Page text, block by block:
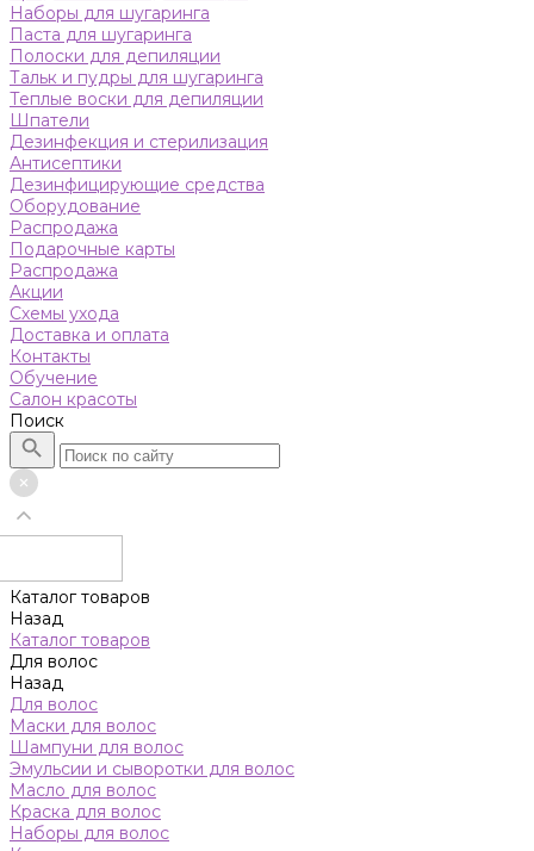
Наборы для шугаринга
Паста для шугаринга
Полоски для депиляции
Тальк и пудры для шугаринга
Теплые воски для депиляции
Шпатели
Дезинфекция и стерилизация
Антисептики
Дезинфицирующие средства
Оборудование
Распродажа
Подарочные карты
Распродажа
Акции
Схемы ухода
Доставка и оплата
Контакты
Обучение
Салон красоты
Поиск
Каталог товаров
Назад
Каталог товаров
Для волос
Назад
Для волос
Маски для волос
Шампуни для волос
Эмульсии и сыворотки для волос
Масло для волос
Краска для волос
Наборы для волос